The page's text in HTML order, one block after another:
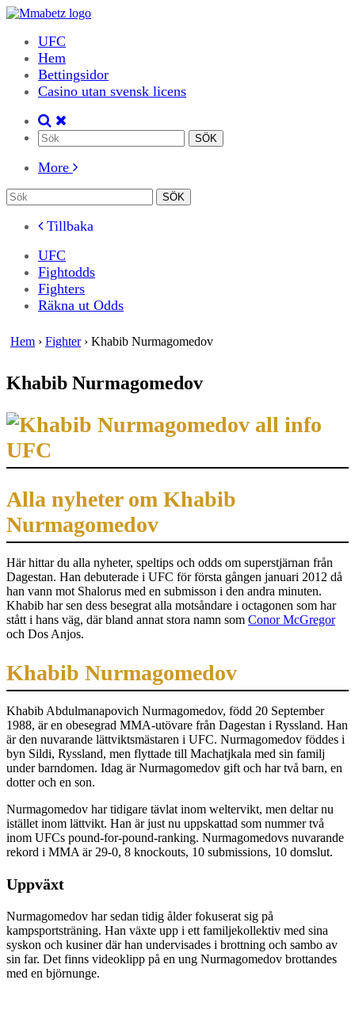
UFC
Hem
Bettingsidor
Casino utan svensk licens
More
Tillbaka
UFC
Fightodds
Fighters
Räkna ut Odds
Hem › Fighter › Khabib Nurmagomedov
Khabib Nurmagomedov
Alla nyheter om Khabib
Nurmagomedov
Här hittar du alla nyheter, speltips och odds om superstjärnan från
Dagestan. Han debuterade i UFC för första gången januari 2012 då
han vann mot Shalorus med en submisson i den andra minuten.
Khabib har sen dess besegrat alla motsåndare i octagonen som har
stått i hans väg, där bland annat stora namn som Conor McGregor
och Dos Anjos.
Khabib Nurmagomedov
Khabib Abdulmanapovich Nurmagomedov, född 20 September
1988, är en obesegrad MMA-utövare från Dagestan i Ryssland. Han
är den nuvarande lättviktsmästaren i UFC. Nurmagomedov föddes i
byn Sildi, Ryssland, men flyttade till Machatjkala med sin familj
under barndomen. Idag är Nurmagomedov gift och har två barn, en
dotter och en son.
Nurmagomedov har tidigare tävlat inom weltervikt, men deltar nu
istället inom lättvikt. Han är just nu uppskattad som nummer två
inom UFCs pound-for-pound-ranking. Nurmagomedovs nuvarande
rekord i MMA är 29-0, 8 knockouts, 10 submissions, 10 domslut.
Uppväxt
Nurmagomedov har sedan tidig ålder fokuserat sig på
kampsportsträning. Han växte upp i ett familjekollektiv med sina
syskon och kusiner där han undervisades i brottning och sambo av
sin far. Det finns videoklipp på en ung Nurmagomedov brottandes
med en björnunge.